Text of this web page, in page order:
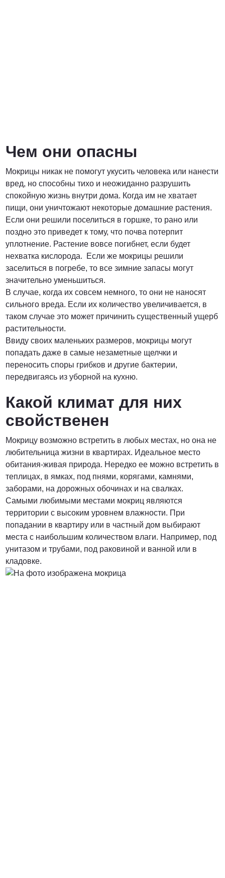
Чем они опасны
Мокрицы никак не помогут укусить человека или нанести
вред, но способны тихо и неожиданно разрушить
спокойную жизнь внутри дома. Когда им не хватает
пищи, они уничтожают некоторые домашние растения.
Если они решили поселиться в горшке, то рано или
поздно это приведет к тому, что почва потерпит
уплотнение. Растение вовсе погибнет, если будет
нехватка кислорода. Если же мокрицы решили
заселиться в погребе, то все зимние запасы могут
значительно уменьшиться.
В случае, когда их совсем немного, то они не наносят
сильного вреда. Если их количество увеличивается, в
таком случае это может причинить существенный ущерб
растительности.
Ввиду своих маленьких размеров, мокрицы могут
попадать даже в самые незаметные щелчки и
переносить споры грибков и другие бактерии,
передвигаясь из уборной на кухню.
Какой климат для них
свойственен
Мокрицу возможно встретить в любых местах, но она не
любительница жизни в квартирах. Идеальное место
обитания-живая природа. Нередко ее можно встретить в
теплицах, в ямках, под пнями, корягами, камнями,
заборами, на дорожных обочинах и на свалках.
Самыми любимыми местами мокриц являются
территории с высоким уровнем влажности. При
попадании в квартиру или в частный дом выбирают
места с наибольшим количеством влаги. Например, под
унитазом и трубами, под раковиной и ванной или в
кладовке.